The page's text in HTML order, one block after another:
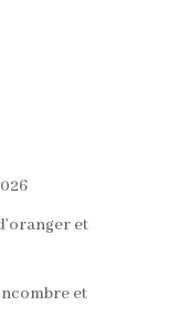
et
et